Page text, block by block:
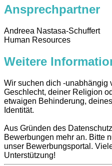
Ansprechpartner
Andreea Nastasa-Schuffert
Human Resources
Weitere
Wir suchen dich -unabhängig
Geschlecht, deiner Religion
etwaigen Behinderung,
Identität.
Aus Gründen des
Bewerbungen mehr an. Bitte
unser Bewerbungsportal.
Unterstützung!